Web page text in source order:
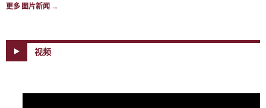
更多 图片新闻 →
视频